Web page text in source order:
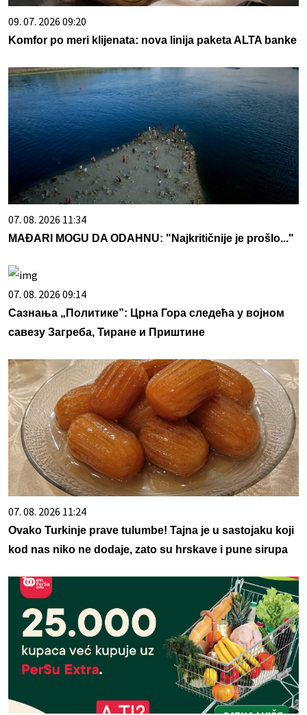
09. 07. 2026 09:20
Komfor po meri klijenata: nova linija paketa ALTA banke
07. 08. 2026 11:34
MAĐARI MOGU DA ODAHNU: "Najkritičnije je prošlo..."
07. 08. 2026 09:14
Сазнања „Политике”: Црна Гора следећа у војном
савезу Загреба, Тиране и Приштине
07. 08. 2026 11:24
Ovako Turkinje prave tulumbe! Tajna je u sastojaku koji
kod nas niko ne dodaje, zato su hrskave i pune sirupa